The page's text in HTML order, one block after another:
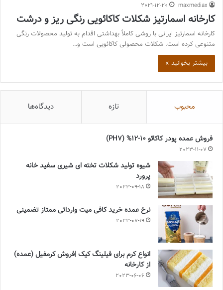
maxmediax
2021-12-20
کارخانه اسمارتیز شکلات کاکائویی رنگی ریز و درشت
کارخانه اسمارتیز ایرانی با روشی کاملاً بهداشتی اقدام به تولید محصولات رنگی
متنوعی کرده است. شکلات محصولی کاکائویی است و…
بیشتر بخوانید »
محبوب تازه دیدگاه‌ها
فروش عمده پودر کاکائو 10-12% (PH7)
2023-11-07
شیوه تولید شکلات تخته ای شیری سفید خانه
پرورد
2023-09-18
نرخ عمده خرید کافی میت وارداتی ممتاز تضمینی
2023-07-19
انواع کرم برای فیلینگ کیک |فروش کرمفیل (عمده)
از کارخانه
2023-06-06